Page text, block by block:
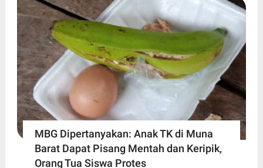
MBG Dipertanyakan: Anak TK di Muna
Barat Dapat Pisang Mentah dan Keripik,
Orang Tua Siswa Protes